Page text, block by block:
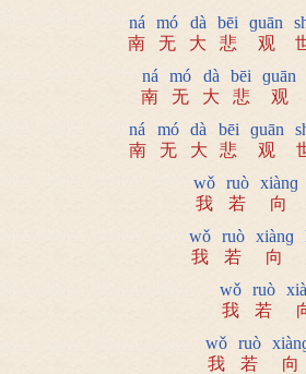
ná
南
mó
无
dà
大
bēi
悲
ɡuān
观
ná
南
mó
无
dà
大
bēi
悲
ɡuān
观
ná
南
mó
无
dà
大
bēi
悲
ɡuān
观
wǒ
我
ruò
若
xiànɡ
向
wǒ
我
ruò
若
xiànɡ
向
wǒ
我
ruò
若
wǒ
我
ruò
若
向